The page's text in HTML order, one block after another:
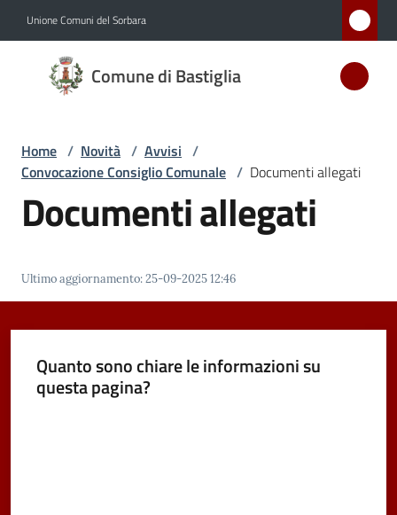
Unione Comuni del Sorbara
Comune di Bastiglia
Comune
di
Servizi
Vivere
Bastiglia
Home / Novità / Avvisi /
Convocazione Consiglio Comunale / Documenti allegati
Documenti allegati
Ultimo aggiornamento:25-09-2025 12:46
Quanto sono chiare le informazioni su
questa pagina?